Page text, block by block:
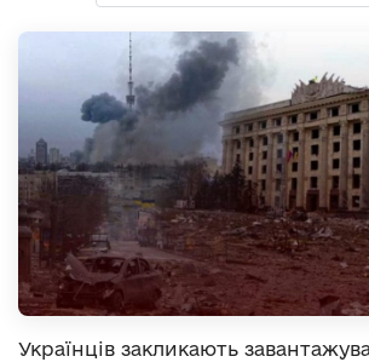
Українців закликають